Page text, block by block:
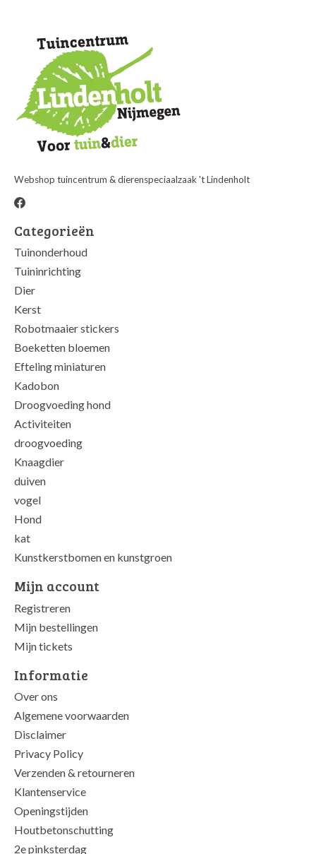
Webshop tuincentrum & dierenspeciaalzaak 't Lindenholt
Categorieën
Tuinonderhoud
Tuininrichting
Dier
Kerst
Robotmaaier stickers
Boeketten bloemen
Efteling miniaturen
Kadobon
Droogvoeding hond
Activiteiten
droogvoeding
Knaagdier
duiven
vogel
Hond
kat
Kunstkerstbomen en kunstgroen
Mijn account
Registreren
Mijn bestellingen
Mijn tickets
Informatie
Over ons
Algemene voorwaarden
Disclaimer
Privacy Policy
Verzenden & retourneren
Klantenservice
Openingstijden
Houtbetonschutting
2e pinksterdag